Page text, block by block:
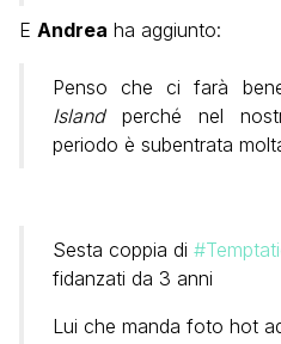
E Andrea ha aggiunto:
Penso che ci farà
Islandperché nel
periodo è subentrata
Sesta coppia di
fidanzati da 3 anni
Lui che manda foto hot